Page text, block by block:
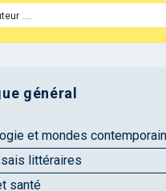
général
et mondes
littéraires
santé